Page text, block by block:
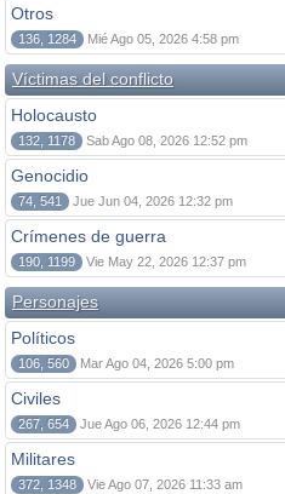
Otros
136, 1284 Mié Ago 05, 2026 4:58 pm
Víctimas del conflicto
Holocausto
132, 1178 Sab Ago 08, 2026 12:52 pm
Genocidio
74, 541 Jue Jun 04, 2026 12:32 pm
Crímenes de guerra
190, 1199 Vie May 22, 2026 12:37 pm
Personajes
Políticos
106, 560 Mar Ago 04, 2026 5:00 pm
Civiles
267, 654 Jue Ago 06, 2026 12:44 pm
Militares
372, 1348 Vie Ago 07, 2026 11:33 am